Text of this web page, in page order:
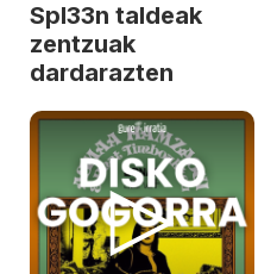
Spl33n taldeak
zentzuak
dardarazten